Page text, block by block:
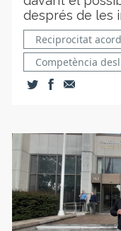
després de les
Reciprocitat
Competència